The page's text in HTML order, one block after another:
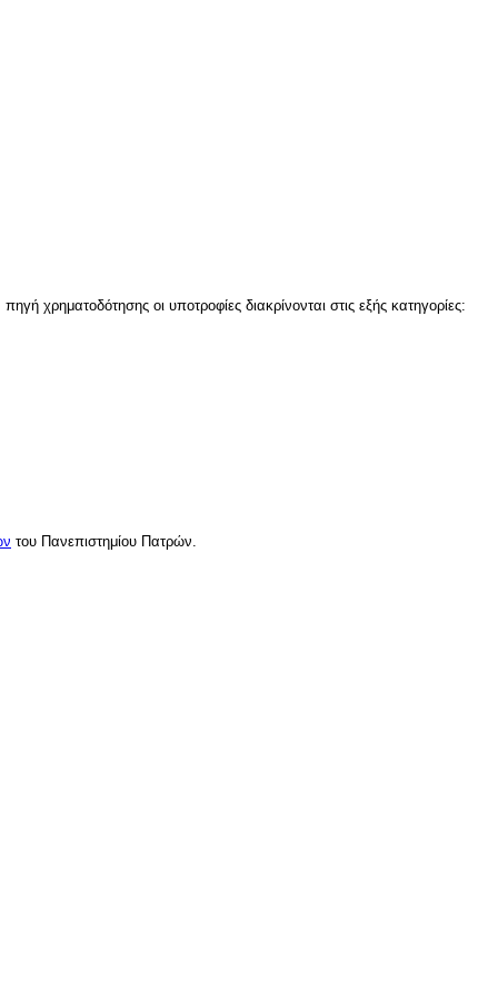
χρηματοδότησης οι υποτροφίες διακρίνονται στις εξής κατηγορίες:
του Πανεπιστημίου Πατρών.